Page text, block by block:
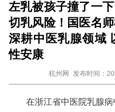
左乳被孩子撞了一
切乳风险！国医名
深耕中医乳腺领域
性安康
杭州网 发布时间：
在浙江省中医院乳腺